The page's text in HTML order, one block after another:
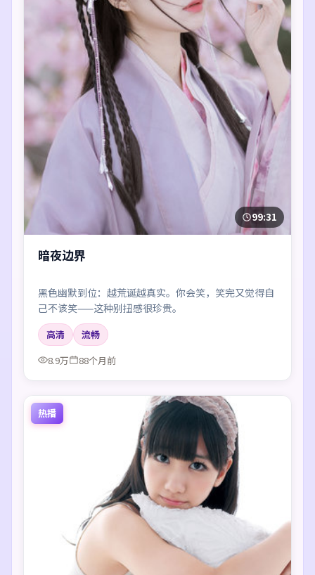
99:31
暗夜边界
黑色幽默到位：越荒诞越真实。你会笑，笑完又觉得自
己不该笑——这种别扭感很珍贵。
高清
流畅
8.9万
88个月前
热播